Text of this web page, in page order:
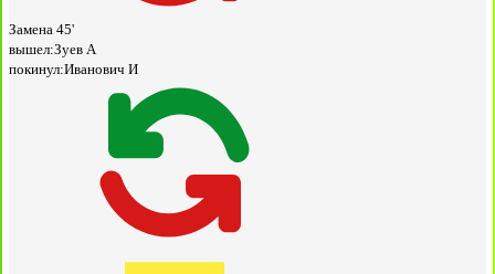
Замена 45'
вышел:Зуев А
покинул:Иванович И